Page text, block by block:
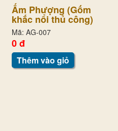
Ấm Phượng (Gốm
khắc nổi thủ công)
Mã: AG-007
0 đ
Thêm vào giỏ